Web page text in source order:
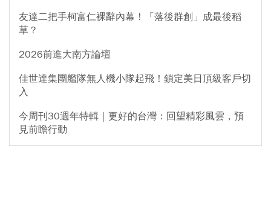
友達二把手柯富仁裸辭內幕！「落後群創」成最後稻
草？
2026前進大南方論壇
佳世達集團艦隊無人機小隊起飛！鎖定美日頂級客戶切
入
今周刊30週年特輯｜更好的台灣：回望精彩風雲，預
見前瞻行動